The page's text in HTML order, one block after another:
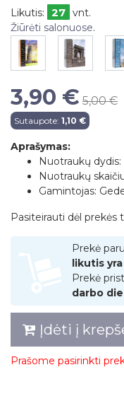
Likutis: 27 vnt.
Žiūrėti salonuose.
3,90 € 5,00 €
Sutaupote: 1,10 €
Aprašymas:
Nuotraukų dydis:
Nuotraukų
Gamintojas:
Pasiteirauti dėl prekės
Prekė
likutis yra
Prekė
darbo
Įdėti į
Prašome pasirinkti